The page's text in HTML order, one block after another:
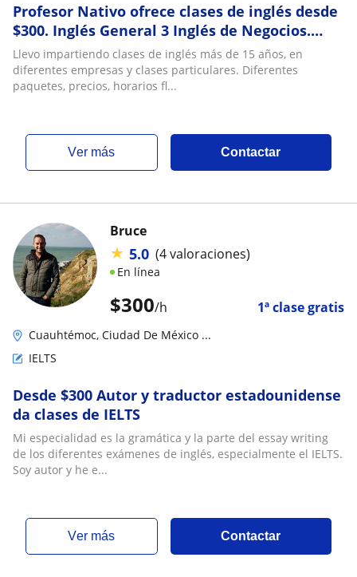
Profesor Nativo ofrece clases de inglés desde
$300. Inglés General 3 Inglés de Negocios.
También IELTS, TOEFL, TOEIC, SAT y todos los
de Cambridge. Presencial y Online
Llevo impartiendo clases de inglés más de 15 años, en
diferentes empresas y clases particulares. Diferentes
paquetes, precios, horarios fl...
ver más Contactar
$300/h 1ª clase gratis
Bruce
★ 5.0 (4 valoraciones)
En línea
Cuauhtémoc, Ciudad De México ...
IELTS
Desde $300 Autor y traductor estadounidense
da clases de IELTS
Mi especialidad es la gramática y la parte del essay writing
de los diferentes exámenes de inglés, especialmente el IELTS.
Soy autor y he e...
ver más Contactar